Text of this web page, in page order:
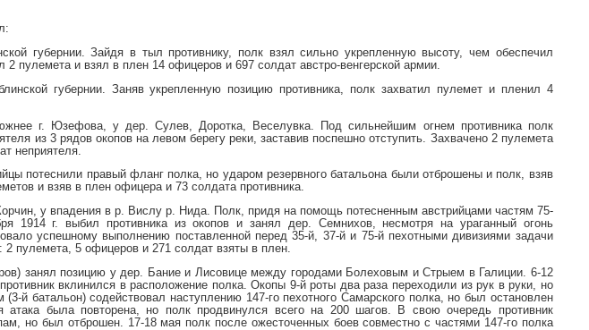
губернии. Зайдя в тыл противнику, полк взял сильно укрепленную высоту, чем обеспечил
пулемета и взял в плен 14 офицеров и 697 солдат австро-венгерской армии.
губернии. Заняв укрепленную позицию противника, полк захватил пулемет и пленил 4
г. Юзефова, у дер. Сулев, Доротка, Веселувка. Под сильнейшим огнем противника полк
из 3 рядов окопов на левом берегу реки, заставив поспешно отступить. Захвачено 2 пулемета
неприятеля.
потеснили правый фланг полка, но ударом резервного батальона были отброшены и полк, взяв
и взяв в плен офицера и 73 солдата противника.
у впадения в р. Вислу р. Нида. Полк, придя на помощь потесненным австрийцами частям 75-
1914 г. выбил противника из окопов и занял дер. Семнихов, несмотря на ураганный огонь
успешному выполнению поставленной перед 35-й, 37-й и 75-й пехотными дивизиями задачи
2 пулемета, 5 офицеров и 271 солдат взяты в плен.
занял позицию у дер. Бание и Лисовице между городами Болеховым и Стрыем в Галиции. 6-12
вклинился в расположение полка. Окопы 9-й роты два раза переходили из рук в руки, но
й батальон) содействовал наступлению 147-го пехотного Самарского полка, но был остановлен
была повторена, но полк продвинулся всего на 200 шагов. В свою очередь противник
но был отброшен. 17-18 мая полк после ожесточенных боев совместно с частями 147-го полка